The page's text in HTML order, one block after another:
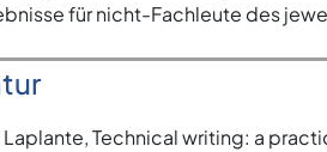
für nicht-Fachleute des
Laplante, Technical writing: a